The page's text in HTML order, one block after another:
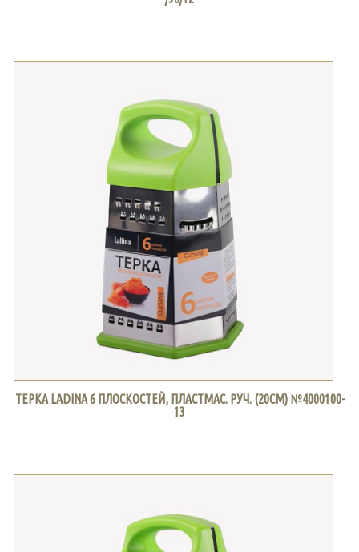
ТЕРКА LADINA 6 ПЛОСКОСТЕЙ, ПЛАСТМАС. РУЧ. (20СМ) №4000100-
13